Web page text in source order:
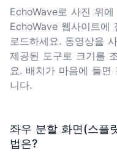
EchoWave로 사진 위
EchoWave 웹사이트 에
로드하세요. 동영상을
제공된 도구로 크기를
요. 배치가 마음에 들면
니다.
좌우 분할 화면(스플
법은?